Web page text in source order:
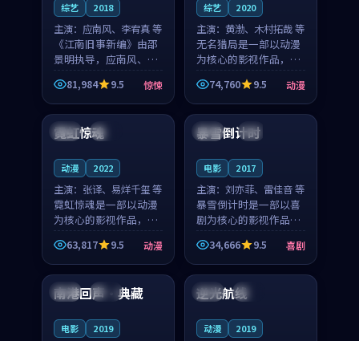
综艺 2018
主演： 应南风、李宥真 等
《江南旧事新编》由邵
景明执导，应南风、李
宥真领衔主演，是一部
2018年上映的日本惊悚
综艺。影片以邻里温情
为切入，呈现一段从初
遇到告别都浸着真实
81,984 9.5 惊悚
综艺 2020
主演： 黄渤、木村拓哉 等
无名猎局是一部以动漫
为核心的影视作品，围
绕危机、反转与人物成
长展开，整体节奏紧
凑，值得推荐观看。
74,760 9.5 动漫
泰国 高分
霓虹惊魂
动漫 2022
主演： 张译、易烊千玺 等
霓虹惊魂是一部以动漫
为核心的影视作品，围
绕危机、反转与人物成
长展开，整体节奏紧
凑，值得推荐观看。
63,817 9.5 动漫
法国 4K
暴雪倒计时
电影 2017
主演： 刘亦菲、雷佳音 等
暴雪倒计时是一部以喜
剧为核心的影视作品，
围绕危机、反转与人物
成长展开，整体节奏紧
凑，值得推荐观看。
34,666 9.5 喜剧
英国 完结
南港回声·典藏
电影 2019
中国 杜比
逆光航线
动漫 2019